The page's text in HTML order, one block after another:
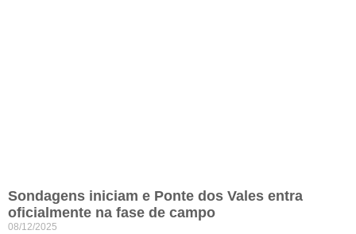
Sondagens iniciam e Ponte dos Vales entra
oficialmente na fase de campo
08/12/2025